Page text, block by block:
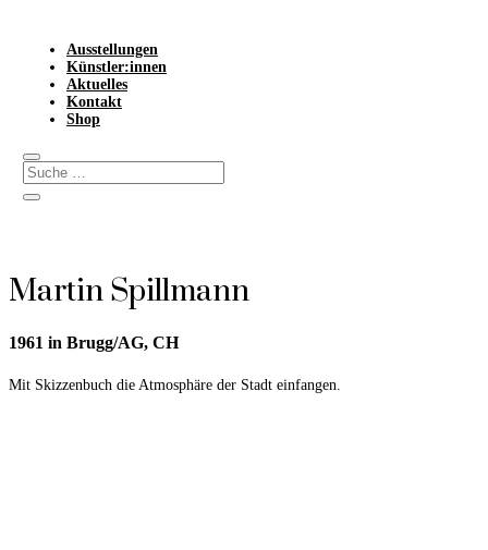
Ausstellungen
Künstler:innen
Aktuelles
Kontakt
Shop
Martin Spillmann
1961 in Brugg/AG, CH
Mit Skizzenbuch die Atmosphäre der Stadt einfangen.